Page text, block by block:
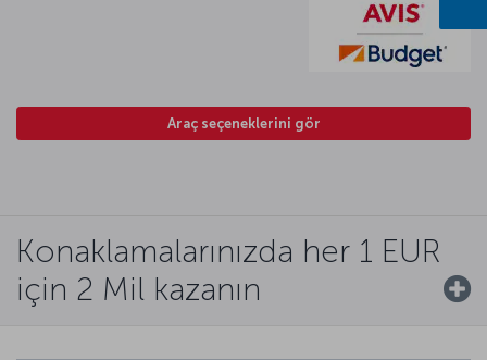
Araç seçeneklerini gör
Konaklamalarınızda her 1 EUR
için 2 Mil kazanın